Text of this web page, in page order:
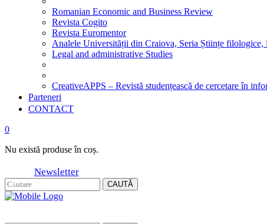
Romanian Economic and Business Review
Revista Cogito
Revista Euromentor
Analele Universității din Craiova, Seria Științe filologice,
Legal and administrative Studies
CreativeAPPS – Revistă studențească de cercetare în
Parteneri
CONTACT
0
Nu există produse în coș.
Newsletter
CAUTĂ